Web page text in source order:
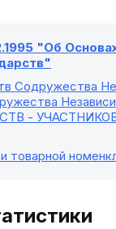
"Об
Содружества
-
товарной